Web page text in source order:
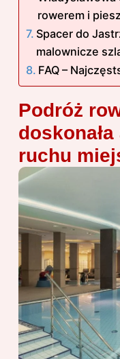
rowerem i
Spacer do
malownicze
FAQ –
Podróż
ruchu